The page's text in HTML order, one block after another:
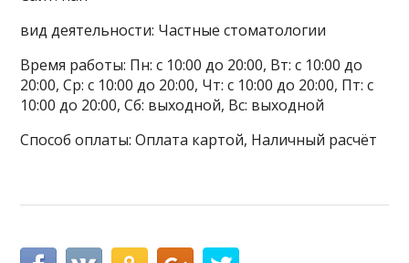
вид деятельности: Частные стоматологии
Время работы: Пн: с 10:00 до 20:00, Вт: с 10:00 до
20:00, Ср: с 10:00 до 20:00, Чт: с 10:00 до 20:00, Пт: с
10:00 до 20:00, Сб: выходной, Вс: выходной
Способ оплаты: Оплата картой, Наличный расчёт